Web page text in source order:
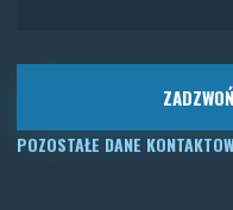
POZOSTAŁE DANE